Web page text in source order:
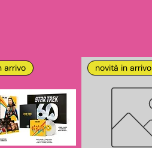
arrivo novità in arrivo